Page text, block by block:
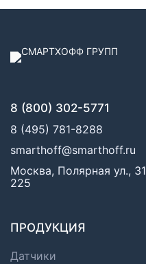
8 (800) 302-5771
8 (495) 781-8288
smarthoff@smarthoff.ru
Москва, Полярная ул.,
225
ПРОДУКЦИЯ
Датчики